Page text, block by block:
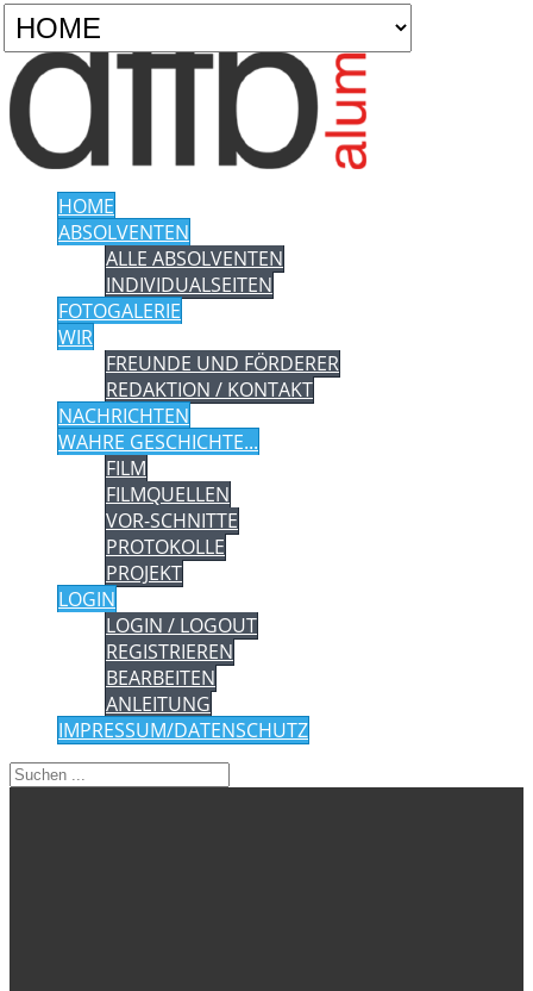
HOME
ABSOLVENTEN
ALLE ABSOLVENTEN
INDIVIDUALSEITEN
FOTOGALERIE
WIR
FREUNDE UND FÖRDERER
REDAKTION / KONTAKT
NACHRICHTEN
WAHRE GESCHICHTE...
FILM
FILMQUELLEN
VOR-SCHNITTE
PROTOKOLLE
PROJEKT
LOGIN
LOGIN / LOGOUT
REGISTRIEREN
BEARBEITEN
ANLEITUNG
IMPRESSUM/DATENSCHUTZ